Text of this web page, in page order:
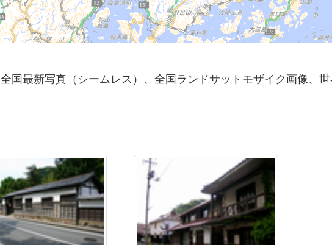
全国最新写真（シームレス）、全国ランドサットモザイク画像、